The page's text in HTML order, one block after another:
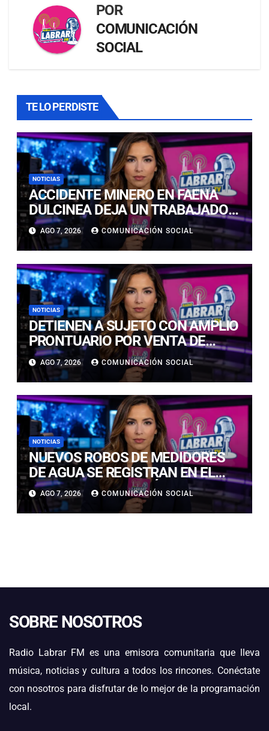
POR
COMUNICACIÓN
SOCIAL
TE LO PERDISTE
NOTICIAS
ACCIDENTE MINERO EN FAENA
DULCINEA DEJA UN TRABAJADOR
FALLECIDO EN TIERRA AMARILLA
AGO 7, 2026 COMUNICACIÓN SOCIAL
NOTICIAS
DETIENEN A SUJETO CON AMPLIO
PRONTUARIO POR VENTA DE
CIGARRILLOS DE CONTRABANDO
EN COPIAPÓ
AGO 7, 2026 COMUNICACIÓN SOCIAL
NOTICIAS
NUEVOS ROBOS DE MEDIDORES
DE AGUA SE REGISTRAN EN EL
CENTRO DE COPIAPÓ
AGO 7, 2026 COMUNICACIÓN SOCIAL
SOBRE NOSOTROS
Radio Labrar FM es una emisora comunitaria que lleva
música, noticias y cultura a todos los rincones. Conéctate
con nosotros para disfrutar de lo mejor de la programación
local.